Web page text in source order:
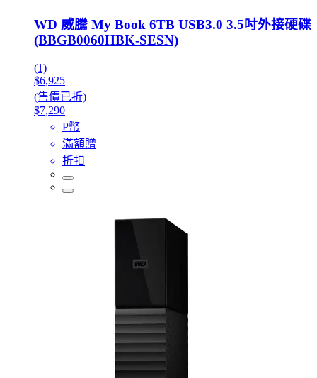
WD 威騰 My Book 6TB USB3.0 3.5吋外接硬碟
(BBGB0060HBK-SESN)
(1)
$6,925
(售價已折)
$7,290
P幣
滿額贈
折扣